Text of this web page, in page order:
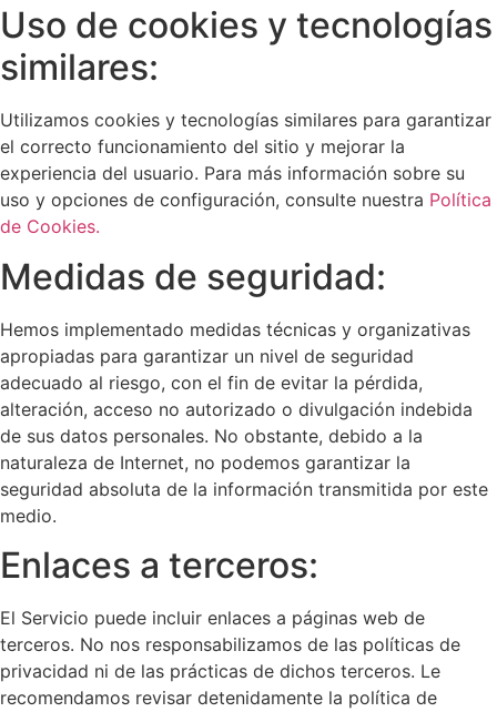
Uso de cookies y tecnologías
similares:
Utilizamos cookies y tecnologías similares para garantizar
el correcto funcionamiento del sitio y mejorar la
experiencia del usuario. Para más información sobre su
uso y opciones de configuración, consulte nuestra Política
de Cookies.
Medidas de seguridad:
Hemos implementado medidas técnicas y organizativas
apropiadas para garantizar un nivel de seguridad
adecuado al riesgo, con el fin de evitar la pérdida,
alteración, acceso no autorizado o divulgación indebida
de sus datos personales. No obstante, debido a la
naturaleza de Internet, no podemos garantizar la
seguridad absoluta de la información transmitida por este
medio.
Enlaces a terceros:
El Servicio puede incluir enlaces a páginas web de
terceros. No nos responsabilizamos de las políticas de
privacidad ni de las prácticas de dichos terceros. Le
recomendamos revisar detenidamente la política de